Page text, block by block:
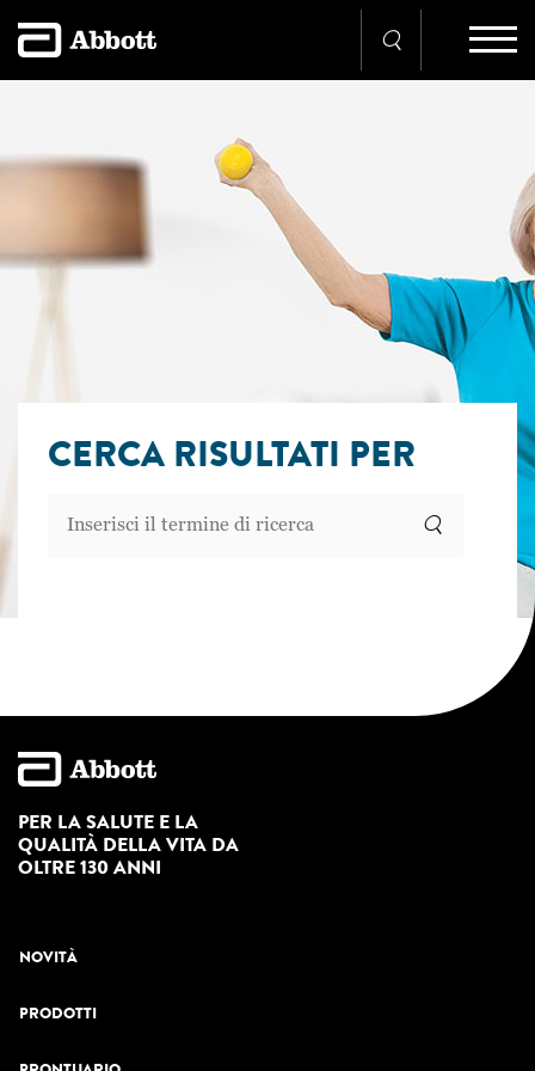
CERCA RISULTATI PER
PER LA SALUTE E LA
QUALITÀ DELLA VITA DA
OLTRE 130 ANNI
NOVITÀ
PRODOTTI